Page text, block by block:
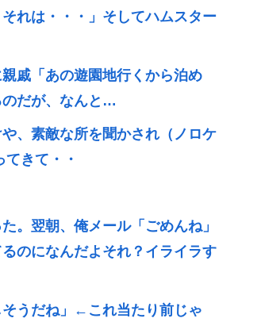
れは・・・」そしてハムスター
戚「あの遊園地行くから泊め
だが、なんと…
、素敵な所を聞かされ（ノロケ
きて・・
。翌朝、俺メール「ごめんね」
のになんだよそれ？イライラす
うだね」←これ当たり前じゃ